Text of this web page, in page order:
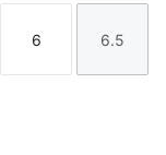
Taille
6
Taille
6.5